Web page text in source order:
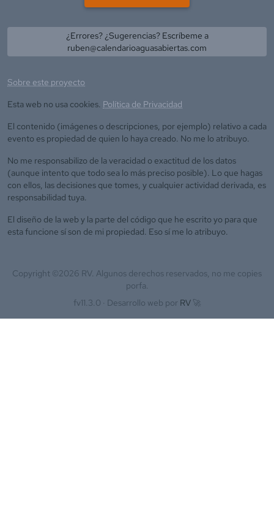
¿Errores? ¿Sugerencias? Escríbeme a
ruben@calendarioaguasabiertas.com
Sobre este proyecto
Esta web no usa cookies. Política de Privacidad
El contenido (imágenes o descripciones, por ejemplo) relativo a cada
evento es propiedad de quien lo haya creado. No me lo atribuyo.
No me responsabilizo de la veracidad o exactitud de los datos
(aunque intento que todo sea lo más preciso posible). Lo que hagas
con ellos, las decisiones que tomes, y cualquier actividad derivada, es
responsabilidad tuya.
El diseño de la web y la parte del código que he escrito yo para que
esta funcione sí son de mi propiedad. Eso sí me lo atribuyo.
Copyright ©2026 RV. Algunos derechos reservados, no me copies
porfa.
fv11.3.0 · Desarrollo web por RV 🚀